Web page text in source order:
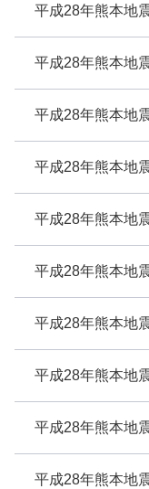
平成28年熊本地
平成28年熊本地
平成28年熊本地
平成28年熊本地
平成28年熊本地
平成28年熊本地
平成28年熊本地
平成28年熊本地
平成28年熊本地
平成28年熊本地